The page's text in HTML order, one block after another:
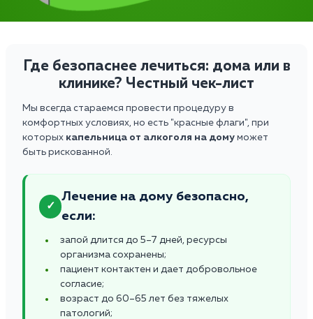
Где безопаснее лечиться: дома или в
клинике? Честный чек-лист
Мы всегда стараемся провести процедуру в
комфортных условиях, но есть "красные флаги", при
которых капельница от алкоголя на дому может
быть рискованной.
✓
Лечение на дому безопасно,
если:
запой длится до 5–7 дней, ресурсы
организма сохранены;
пациент контактен и дает добровольное
согласие;
возраст до 60–65 лет без тяжелых
патологий;